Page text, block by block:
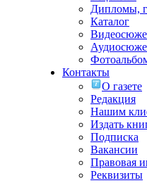
Дипломы,
Каталог
Контакты
О газете
Редакция
Нашим
Издать
Подписка
Вакансии
Правовая
Реквизиты